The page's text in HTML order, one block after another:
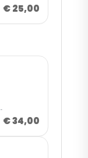
€ 25,00
€ 34,00